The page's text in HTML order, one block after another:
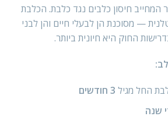
המחייב חיסון כלבים נגד כלבת. הכלבת
— מסוכנת הן לבעלי חיים והן לבני
החוק היא חיונית ביותר.
החל מגיל 3 חודשים
שנה